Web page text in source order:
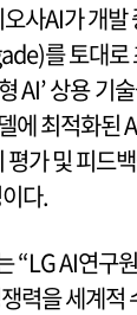
사AI가 개발
를 토대로
AI’ 상용 기
에 최적화된
가 및 피드
다.
“LG AI연구
력을 세계적